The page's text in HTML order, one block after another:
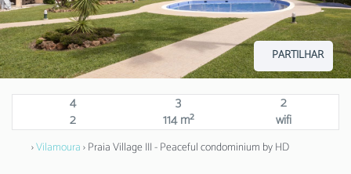
PARTILHAR
4 3
2
2
114 m² wifi
›Vilamoura› Praia Village III - Peaceful condominium by HD